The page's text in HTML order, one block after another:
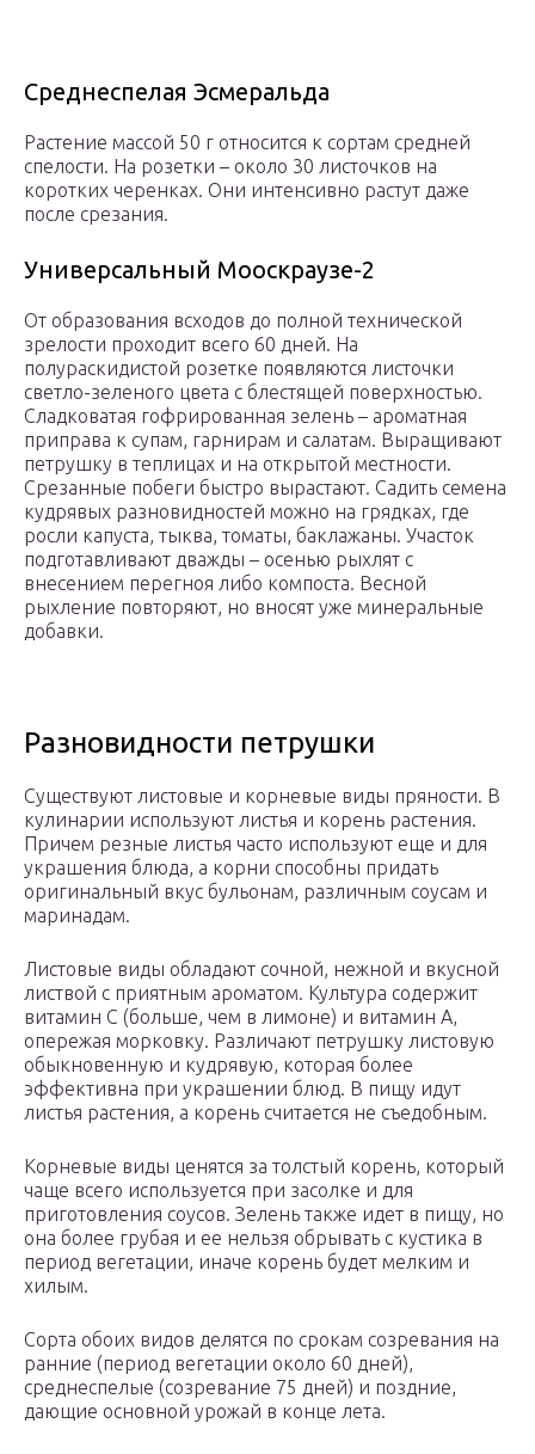
Среднеспелая Эсмеральда
Растение массой 50 г относится к сортам средней
спелости. На розетки – около 30 листочков на
коротких черенках. Они интенсивно растут даже
после срезания.
Универсальный Мооскраузе-2
От образования всходов до полной технической
зрелости проходит всего 60 дней. На
полураскидистой розетке появляются листочки
светло-зеленого цвета с блестящей поверхностью.
Сладковатая гофрированная зелень – ароматная
приправа к супам, гарнирам и салатам. Выращивают
петрушку в теплицах и на открытой местности.
Срезанные побеги быстро вырастают. Садить семена
кудрявых разновидностей можно на грядках, где
росли капуста, тыква, томаты, баклажаны. Участок
подготавливают дважды – осенью рыхлят с
внесением перегноя либо компоста. Весной
рыхление повторяют, но вносят уже минеральные
добавки.
Разновидности петрушки
Существуют листовые и корневые виды пряности. В
кулинарии используют листья и корень растения.
Причем резные листья часто используют еще и для
украшения блюда, а корни способны придать
оригинальный вкус бульонам, различным соусам и
маринадам.
Листовые виды обладают сочной, нежной и вкусной
листвой с приятным ароматом. Культура содержит
витамин С (больше, чем в лимоне) и витамин А,
опережая морковку. Различают петрушку листовую
обыкновенную и кудрявую, которая более
эффективна при украшении блюд. В пищу идут
листья растения, а корень считается не съедобным.
Корневые виды ценятся за толстый корень, который
чаще всего используется при засолке и для
приготовления соусов. Зелень также идет в пищу, но
она более грубая и ее нельзя обрывать с кустика в
период вегетации, иначе корень будет мелким и
хилым.
Сорта обоих видов делятся по срокам созревания на
ранние (период вегетации около 60 дней),
среднеспелые (созревание 75 дней) и поздние,
дающие основной урожай в конце лета.